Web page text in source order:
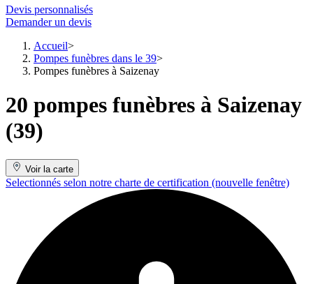
Devis personnalisés
Demander un devis
Accueil
Pompes funèbres dans le 39
Pompes funèbres à Saizenay
20 pompes funèbres à Saizenay
(39)
Voir la carte
Selectionnés selon notre charte de certification (nouvelle fenêtre)